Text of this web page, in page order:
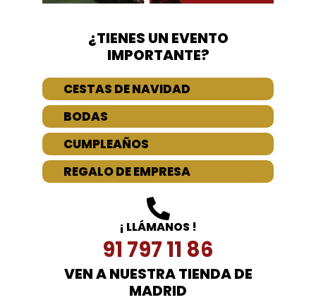
¿TIENES UN EVENTO
IMPORTANTE?
CESTAS DE NAVIDAD
BODAS
CUMPLEAÑOS
REGALO DE EMPRESA
¡ LLÁMANOS !
91 797 11 86
VEN A NUESTRA TIENDA DE
MADRID